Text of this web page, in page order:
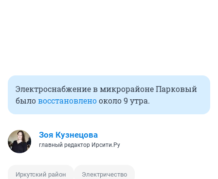
Электроснабжение в микрорайоне Парковый
быловосстановленооколо 9 утра.
Зоя Кузнецова
главный редактор Ирсити.Ру
Иркутский район Электричество